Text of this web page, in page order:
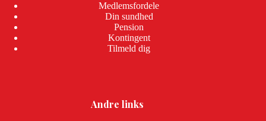
Medlemsfordele
Din sundhed
Pension
Kontingent
Tilmeld dig
Andre links